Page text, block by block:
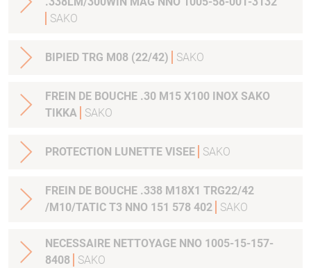
SAKO
BIPIED TRG M08 (22/42) SAKO
FREIN DE BOUCHE .30 M15 X100 INOX SAKO
TIKKA
SAKO
PROTECTION LUNETTE VISEE SAKO
FREIN DE BOUCHE .338 M18X1 TRG22/42
/M10/TATIC T3 NNO 151 578 402
SAKO
NECESSAIRE NETTOYAGE NNO 1005-15-157-
8408
SAKO